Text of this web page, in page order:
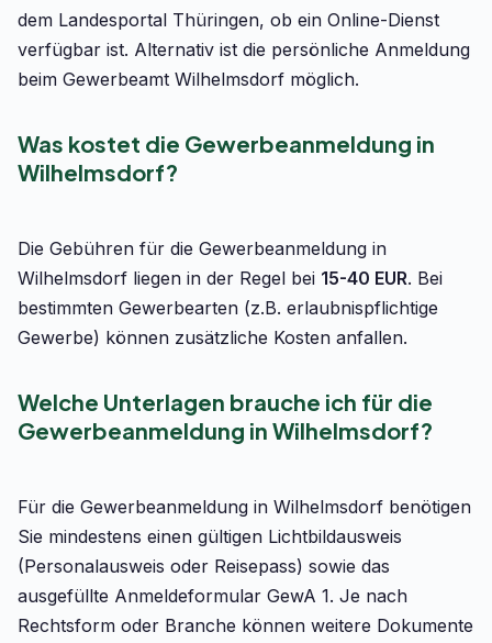
dem Landesportal Thüringen, ob ein Online-Dienst
verfügbar ist. Alternativ ist die persönliche Anmeldung
beim Gewerbeamt Wilhelmsdorf möglich.
Was kostet die Gewerbeanmeldung in
Wilhelmsdorf?
Die Gebühren für die Gewerbeanmeldung in
Wilhelmsdorf liegen in der Regel bei 15-40 EUR. Bei
bestimmten Gewerbearten (z.B. erlaubnispflichtige
Gewerbe) können zusätzliche Kosten anfallen.
Welche Unterlagen brauche ich für die
Gewerbeanmeldung in Wilhelmsdorf?
Für die Gewerbeanmeldung in Wilhelmsdorf benötigen
Sie mindestens einen gültigen Lichtbildausweis
(Personalausweis oder Reisepass) sowie das
ausgefüllte Anmeldeformular GewA 1. Je nach
Rechtsform oder Branche können weitere Dokumente